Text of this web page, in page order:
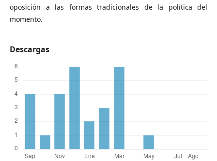
oposición a las formas tradicionales de la política del
momento.
Descargas